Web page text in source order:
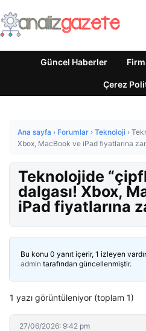
Güncel Haberler
Çerez
Ana sayfa › Forumlar › Teknoloji ›
Xbox, MacBook ve iPad fiyatlarına
Teknolojide
dalgası! Xbox,
iPad fiyatlarına
Bu konu 0 yanıt içerir, 1 izleyen
admin tarafından güncellenmiştir.
1 yazı görüntüleniyor (toplam 1)
27/06/2026: 9:42 pm